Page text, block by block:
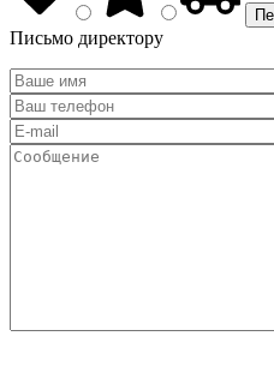
Письмо директору